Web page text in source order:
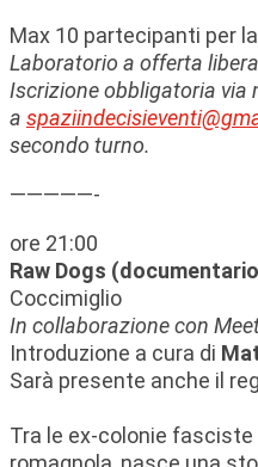
Max 10 partecipanti per
Laboratorio a offerta
Iscrizione obbligatoria via
a
secondo turno.
—————-
ore 21:00
Raw Dogs (documentario
Coccimiglio
In collaborazione con
Introduzione a cura di
Sarà presente anche il
Tra le ex-colonie